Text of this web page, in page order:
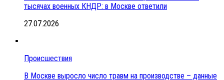
тысячах военных КНДР: в Москве ответили
27.07.2026
Происшествия
В Москве выросло число травм на производстве – данные